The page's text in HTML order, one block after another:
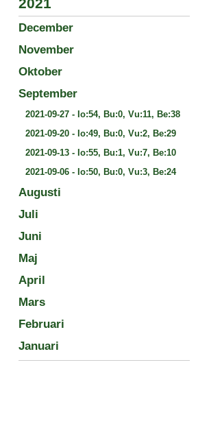
2021
December
November
Oktober
September
2021-09-27- Io:54, Bu:0, Vu:11, Be:38
2021-09-20- Io:49, Bu:0, Vu:2, Be:29
2021-09-13- Io:55, Bu:1, Vu:7, Be:10
2021-09-06- Io:50, Bu:0, Vu:3, Be:24
Augusti
Juli
Juni
Maj
April
Mars
Februari
Januari